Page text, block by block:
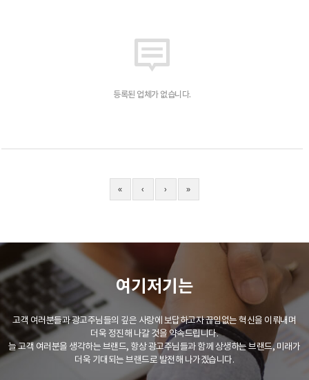
등록된 업체가 없습니다.
« ‹ › »
여기저기는
고객 여러분들과 광고주님들의 깊은 사랑에 보답하고자 끊임없는 혁신을 이뤄내며
더욱 정진해 나갈 것을 약속드립니다.
늘 고객 여러분을 생각하는 브랜드, 항상 광고주님들과 함께 상생하는 브랜드, 미래가
더욱 기대되는 브랜드로 발전해 나가겠습니다.